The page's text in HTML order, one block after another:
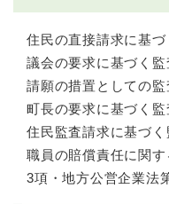
住民の直接請求に基づ
議会の要求に基づく監
請願の措置としての監
町長の要求に基づく監
住民監査請求に基づく
職員の賠償責任に関
3項・地方公営企業法